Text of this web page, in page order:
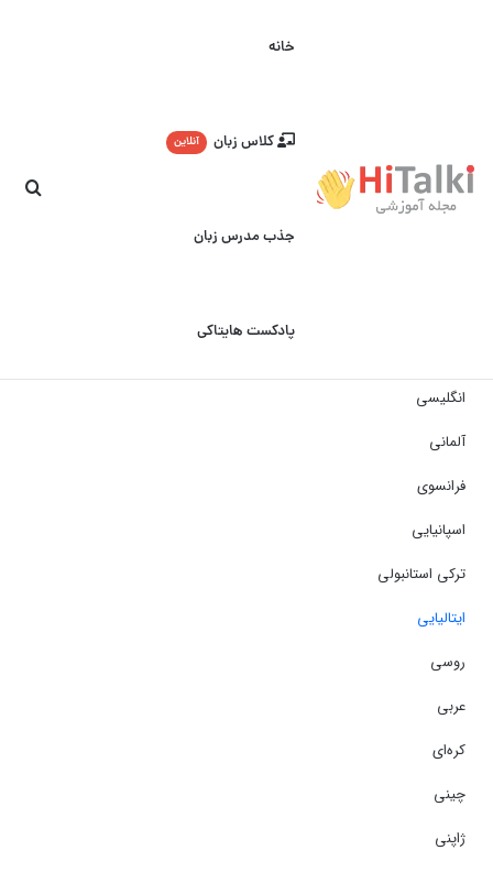
خانه
کلاس زبان آنلاین
جذب مدرس زبان
پادکست هایتاکی
انگلیسی
آلمانی
فرانسوی
اسپانیایی
ترکی استانبولی
ایتالیایی
روسی
عربی
کره‌ای
چینی
ژاپنی